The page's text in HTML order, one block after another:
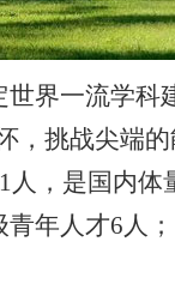
界一流学
，挑战尖端
人，是国内体
青年人才6人